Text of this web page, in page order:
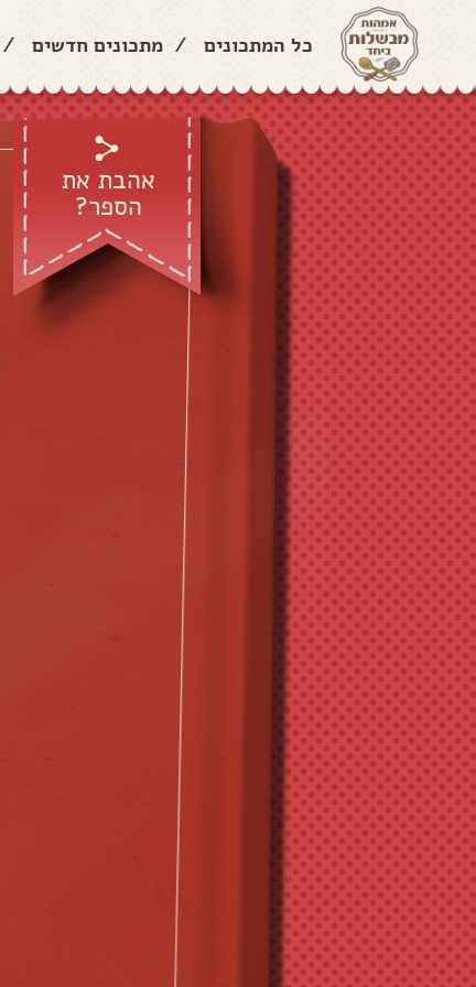
כל המתכונים / מתכונים חדשים /
אהבת את
הספר?